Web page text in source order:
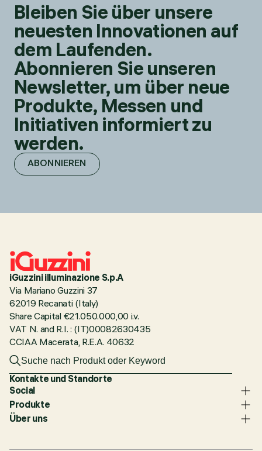
Bleiben Sie über unsere
neuesten Innovationen auf
dem Laufenden.
Abonnieren Sie unseren
Newsletter, um über neue
Produkte, Messen und
Initiativen informiert zu
werden.
ABONNIEREN
iGuzzini illuminazione S.p.A
Via Mariano Guzzini 37
62019 Recanati (Italy)
Share Capital €21.050.000,00 i.v.
VAT N. and R.I. : (IT)00082630435
CCIAA Macerata, R.E.A. 40632
Kontakte und Standorte
Social
Produkte
Über uns